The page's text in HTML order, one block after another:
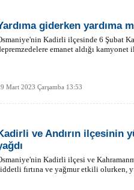
giderken yardıma
Kadirli ilçesinde 6 Şubat
emanet aldığı
Mart 2023 Çarşamba 13:53
ve Andırın ilçesinin
Kadirli ilçesi ve
fırtına ve yağmur etkili olurken,